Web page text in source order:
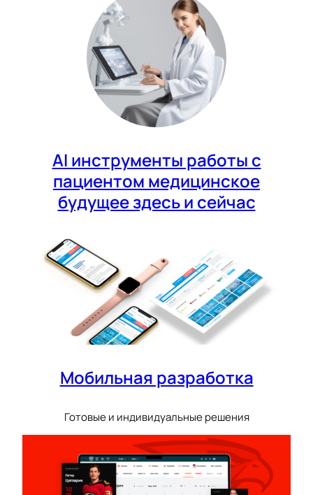
AI инструменты работы с
пациентом медицинское
будущее здесь и сейчас
Мобильная разработка
Готовые и индивидуальные решения